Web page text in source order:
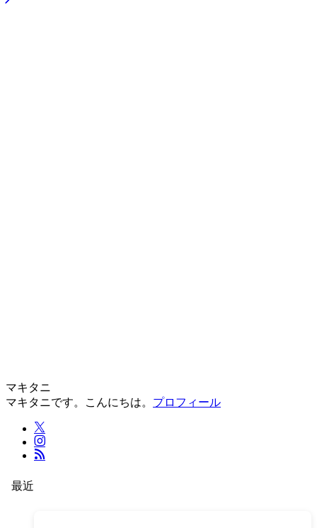
マキタニ
マキタニです。こんにちは。 プロフィール
最近